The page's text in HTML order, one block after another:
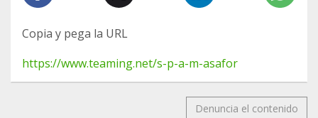
Copia y pega la URL
https://www.teaming.net/s-p-a-m-asafor
Denuncia el contenido